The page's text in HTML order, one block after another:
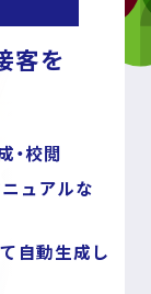
客を
・校閲
ュアルな
自動生成し